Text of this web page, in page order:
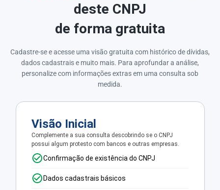
deste CNPJ
de forma gratuita
Cadastre-se e acesse uma visão gratuita com histórico de dívidas,
dados cadastrais e muito mais. Para aprofundar a análise,
personalize com informações extras em uma consulta sob
medida.
Visão Inicial
Complemente a sua consulta descobrindo se o CNPJ
possui algum protesto com bancos e outras empresas.
Confirmação de existência do CNPJ
Dados cadastrais básicos